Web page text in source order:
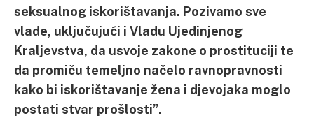
seksualnog iskorištavanja. Pozivamo sve
vlade, uključujući i Vladu Ujedinjenog
Kraljevstva, da usvoje zakone o prostituciji te
da promiču temeljno načelo ravnopravnosti
kako bi iskorištavanje žena i djevojaka moglo
postati stvar prošlosti”.